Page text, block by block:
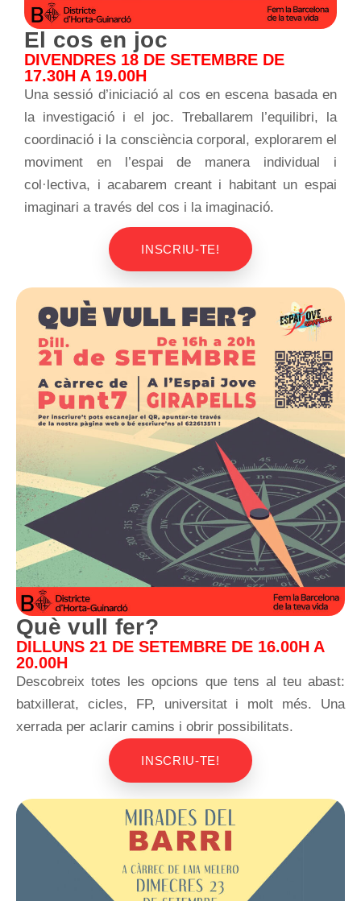
El cos en joc
DIVENDRES 18 DE SETEMBRE DE
17.30H A 19.00H
Una sessió d’iniciació al cos en escena basada en
la investigació i el joc. Treballarem l’equilibri, la
coordinació i la consciència corporal, explorarem el
moviment en l’espai de manera individual i
col·lectiva, i acabarem creant i habitant un espai
imaginari a través del cos i la imaginació.
INSCRIU-TE!
Què vull fer?
DILLUNS 21 DE SETEMBRE DE 16.00H A
20.00H
Descobreix totes les opcions que tens al teu abast:
batxillerat, cicles, FP, universitat i molt més. Una
xerrada per aclarir camins i obrir possibilitats.
INSCRIU-TE!